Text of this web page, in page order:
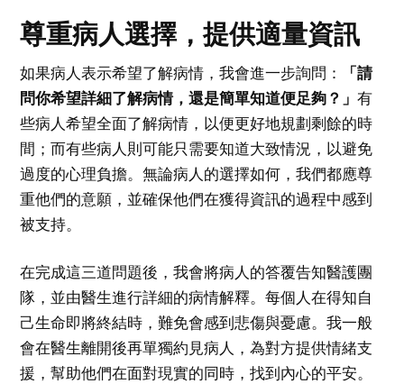
尊重病人選擇，提供適量資訊
如果病人表示希望了解病情，我會進一步詢問：
「請
問你希望詳細了解病情，還是簡單知道便足夠？」有
些病人希望全面了解病情，以便更好地規劃剩餘的時
間；而有些病人則可能只需要知道大致情況，以避免
過度的心理負擔。無論病人的選擇如何，我們都應尊
重他們的意願，並確保他們在獲得資訊的過程中感到
被支持。
在完成這三道問題後，我會將病人的答覆告知醫護團
隊，並由醫生進行詳細的病情解釋。每個人在得知自
己生命即將終結時，難免會感到悲傷與憂慮。我一般
會在醫生離開後再單獨約見病人，為對方提供情緒支
援，幫助他們在面對現實的同時，找到內心的平安。